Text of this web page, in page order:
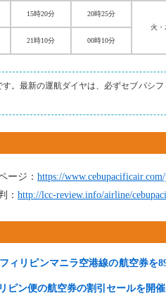
15時20分
20時25分
火
21時10分 00時10分
。最新の運航ダイヤは、必ずセブパシ
ージ： https://
： http://lcc-review.info/airline/
ィリピンマニラ空港線の航空券を
ピン便の航空券の割引セールを開催